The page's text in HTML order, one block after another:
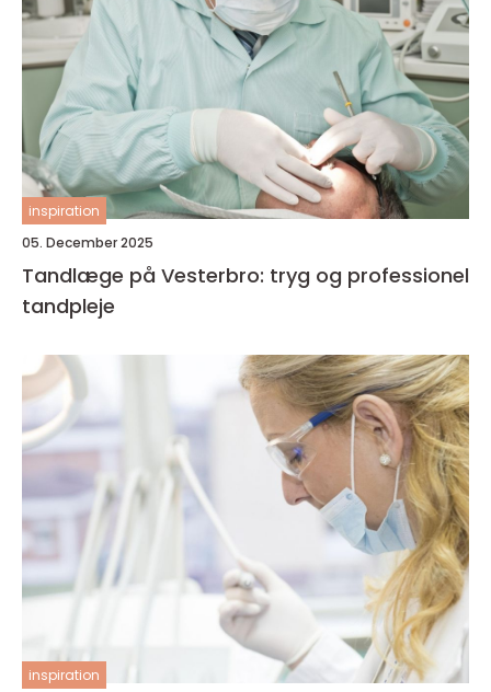
inspiration
05. December 2025
Tandlæge på Vesterbro: tryg og professionel
tandpleje
inspiration